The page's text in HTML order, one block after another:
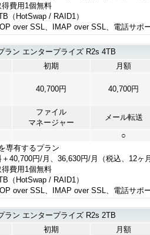
得費用1個無料
（HotSwap / RAID1）
over SSL、IMAP over SSL、電話サポ
ラン エンタープライズ R2s 4TB
初期 月額
40,700円 40,700円
ファイル
マネージャー
メール転送
○
専有するプラン
40,700円/月、36,630円/月（税込、12ヶ
得費用1個無料
（HotSwap / RAID1）
over SSL、IMAP over SSL、電話サポ
ラン エンタープライズ R2s 2TB
初期 月額